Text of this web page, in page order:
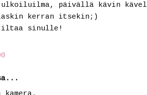
ulkoiluilma, päivällä kävin
kerran itsekin;)
iltaa sinulle!